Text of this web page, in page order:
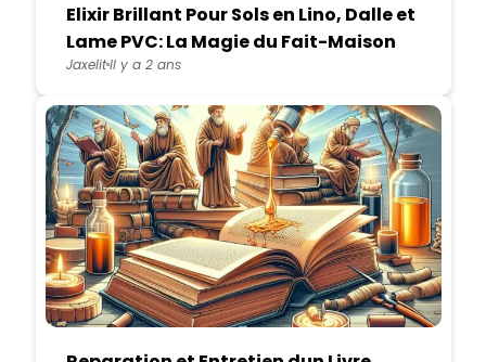
Elixir Brillant Pour Sols en Lino, Dalle et
Lame PVC: La Magie du Fait-Maison
JaxelitIl y a 2 ans